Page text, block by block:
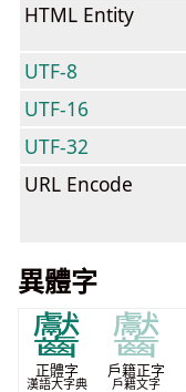
HTML Entity
UTF-8
UTF-16
UTF-32
URL Encode
異體字
齾
正體字
漢語大字典
齾
戶籍正字
戶籍文字